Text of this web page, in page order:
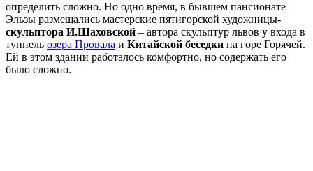
определить сложно. Но одно время, в бывшем пансионате
Эльзы размещались мастерские пятигорской художницы-
скульптора И.Шаховской – автора скульптур львов у входа в
туннель озера Провала и Китайской беседки на горе Горячей.
Ей в этом здании работалось комфортно, но содержать его
было сложно.